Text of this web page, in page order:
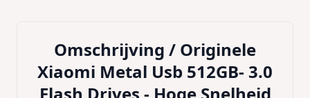
Omschrijving / Originele
Xiaomi Metal Usb 512GB- 3.0